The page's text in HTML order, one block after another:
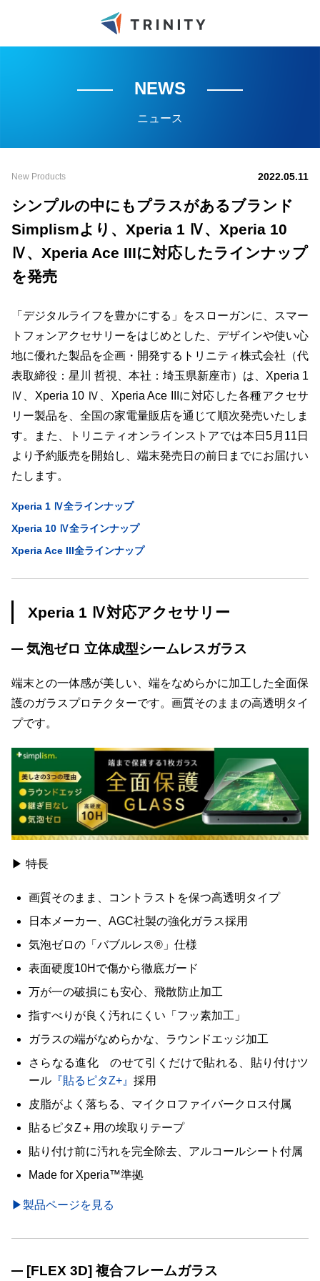
NEWS
ニュース
New Products 2022.05.11
シンプルの中にもプラスがあるブランド
Simplismより、Xperia 1 Ⅳ、Xperia 10
Ⅳ、Xperia Ace IIIに対応したラインナップ
を発売
「デジタルライフを豊かにする」をスローガンに、スマー
トフォンアクセサリーをはじめとした、デザインや使い心
地に優れた製品を企画・開発するトリニティ株式会社（代
表取締役：星川 哲視、本社：埼玉県新座市）は、Xperia 1
Ⅳ、Xperia 10 Ⅳ、Xperia Ace IIIに対応した各種アクセサ
リー製品を、全国の家電量販店を通じて順次発売いたしま
す。また、トリニティオンラインストアでは本日5月11日
より予約販売を開始し、端末発売日の前日までにお届けい
たします。
Xperia 1 Ⅳ全ラインナップ
Xperia 10 Ⅳ全ラインナップ
Xperia Ace III全ラインナップ
Xperia 1 Ⅳ対応アクセサリー
気泡ゼロ 立体成型シームレスガラス
端末との一体感が美しい、端をなめらかに加工した全面保
護のガラスプロテクターです。画質そのままの高透明タイ
プです。
▶ 特長
画質そのまま、コントラストを保つ高透明タイプ
日本メーカー、AGC社製の強化ガラス採用
気泡ゼロの「バブルレス®」仕様
表面硬度10Hで傷から徹底ガード
万が一の破損にも安心、飛散防止加工
指すべりが良く汚れにくい「フッ素加工」
ガラスの端がなめらかな、ラウンドエッジ加工
さらなる進化 のせて引くだけで貼れる、貼り付けツ
ール 『貼るピタZ+』 採用
皮脂がよく落ちる、マイクロファイバークロス付属
貼るピタZ＋用の埃取りテープ
貼り付け前に汚れを完全除去、アルコールシート付属
Made for Xperia™準拠
▶製品ページを見る
[FLEX 3D] 複合フレームガラス